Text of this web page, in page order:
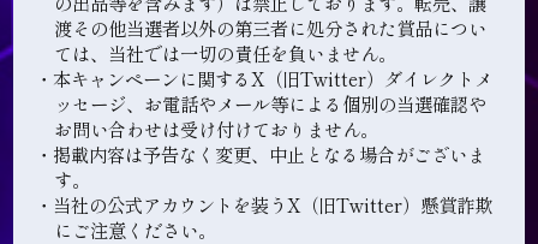
渡その他当選者以外の第三者に処分された賞品につい
ては、当社では一切の責任を負いません。
・本キャンペーンに関するX（旧Twitter）ダイレクトメ
ッセージ、お電話やメール等による個別の当選確認や
お問い合わせは受け付けておりません。
・掲載内容は予告なく変更、中止となる場合がございま
す。
・当社の公式アカウントを装うX（旧Twitter）懸賞詐欺
にご注意ください。